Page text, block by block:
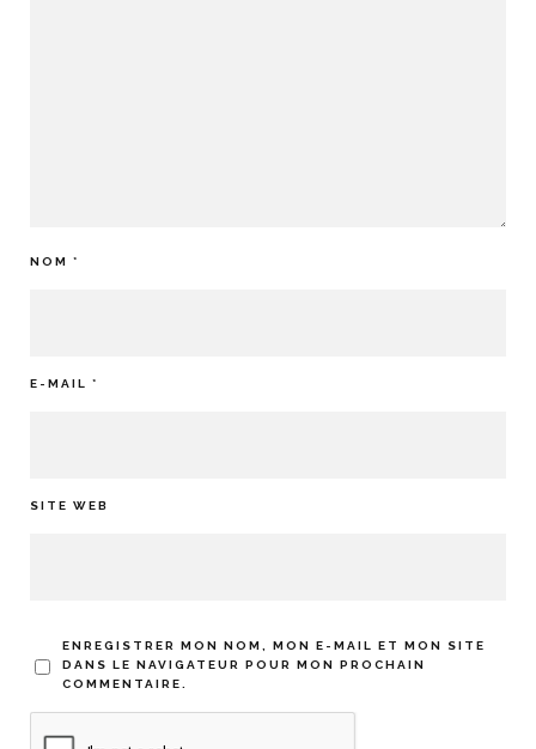
NOM *
E-MAIL *
SITE WEB
ENREGISTRER MON NOM, MON E-MAIL ET MON SITE
DANS LE NAVIGATEUR POUR MON PROCHAIN
COMMENTAIRE.